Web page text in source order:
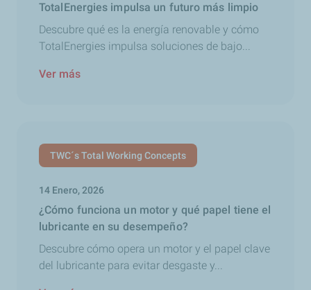
TotalEnergies impulsa un futuro más limpio
Descubre qué es la energía renovable y cómo
TotalEnergies impulsa soluciones de bajo...
Ver más
TWC´s Total Working Concepts
14 Enero, 2026
¿Cómo funciona un motor y qué papel tiene el
lubricante en su desempeño?
Descubre cómo opera un motor y el papel clave
del lubricante para evitar desgaste y...